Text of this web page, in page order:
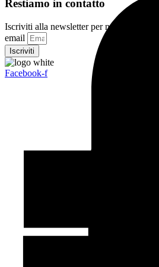
Restiamo in contatto
Iscriviti alla newsletter per non perdere
email
Iscriviti
Facebook-f